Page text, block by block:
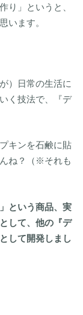
り」というと、
います。
）日常の生活に
く技法で、『デ
キンを石鹸に貼
ね？（※それも
という商品、実
して、他の『デ
して開発しまし